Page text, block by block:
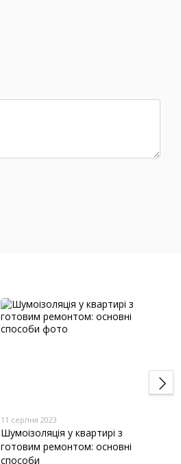
11 серпня 2023
Шумоізоляція у квартирі з
готовим ремонтом: основні
способи